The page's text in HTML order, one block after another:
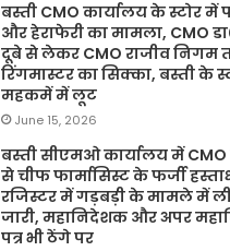
बस्ती CMO कार्यालय के स्टोर में
और हेराफेरी का मामला, CMO
दूबे से लेकर CMO राजीव निगम
रिंगमास्टर का सिक्का, बस्ती के
महकमें में लूट
June 15, 2026
बस्ती सीएमओ कार्यालय में CMO
से चीफ फार्मासिस्ट के फर्जी
रजिस्टर में गड़बड़ी के मामले में
जारी, महानिदेशक और अपर
पत्र भी ठेंगे पर